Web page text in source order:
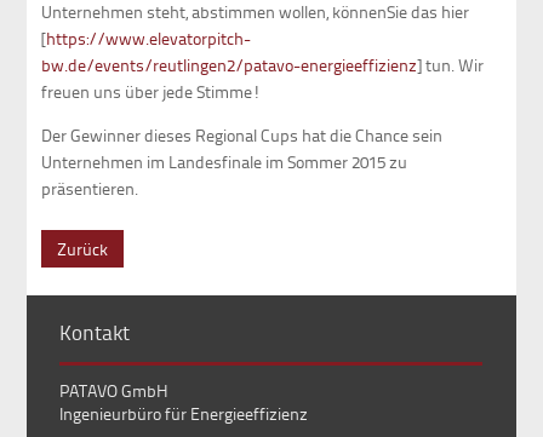
Unternehmen steht, abstimmen wollen, könnenSie das hier
[https://www.elevatorpitch-
bw.de/events/reutlingen2/patavo-energieeffizienz] tun. Wir
freuen uns über jede Stimme!
Der Gewinner dieses Regional Cups hat die Chance sein
Unternehmen im Landesfinale im Sommer 2015 zu
präsentieren.
Zurück
Kontakt
PATAVO GmbH
Ingenieurbüro für Energieeffizienz